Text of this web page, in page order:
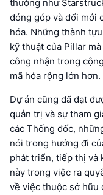
thưởng như
đóng góp và đổi mới
hóa. Những thành
kỹ thuật của Pillar
công nhận trong
mã hóa rộng lớn hơn.
Dự án cũng đã đạt
quản trị và sự tham
các Thống đốc,
nói trong hướng đi
phát triển, tiếp thị và
này trong việc ra
về việc thuộc sở hữu